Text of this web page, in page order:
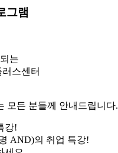
그램
는
스센터
모든 분들께 안내드립니다.
강!
AND)의 취업 특강!